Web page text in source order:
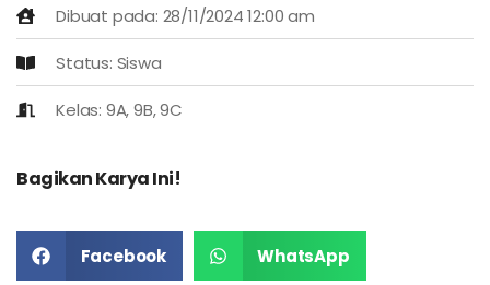
Dibuat pada: 28/11/2024 12:00 am
Status: Siswa
Kelas: 9A, 9B, 9C
Bagikan Karya Ini!
Facebook WhatsApp